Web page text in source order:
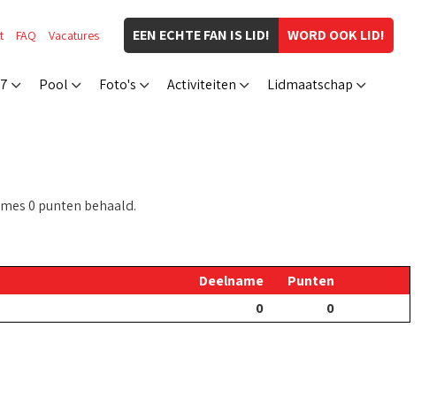
WORD OOK LID!
EEN ECHTE FAN IS LID!
FAQ Vacatures
Pool Foto's Activiteiten Lidmaatschap
0 punten behaald.
Deelname
Punten
0
0